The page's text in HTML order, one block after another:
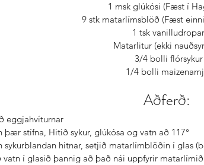
1 msk glúkósi (Fæst í
9 stk matarlímsblöð (Fæst
1 tsk vanilludropar
Matarlitur (ekki
3/4 bolli flórsykur
1/4 bolli
Aðferð:
eggjahvíturnar
þær stífna, Hitið sykur, glúkósa og vatn að 117°
sykurblandan hitnar, setjið matarlímblöðin í glas
vatn í glasið þannig að það nái uppfyrir